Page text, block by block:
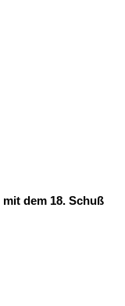
dem 18. Schuß